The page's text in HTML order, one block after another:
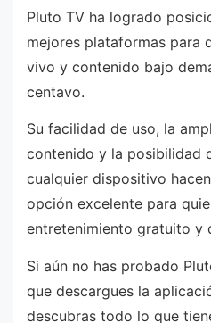
Pluto TV ha logrado
mejores plataformas para
vivo y contenido bajo
centavo.
Su facilidad de uso, la
contenido y la posibilidad
cualquier dispositivo
opción excelente para
entretenimiento gratuito y
Si aún no has probado
que descargues la
descubras todo lo que